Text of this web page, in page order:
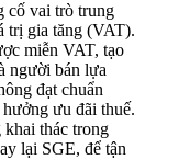
cố vai trò trung
trị gia tăng (VAT).
miễn VAT, tạo
người bán lựa
đạt chuẩn
ưu đãi thuế.
thác trong
lại SGE, để tận